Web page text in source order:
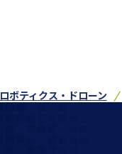
ロボティクス・ドローン